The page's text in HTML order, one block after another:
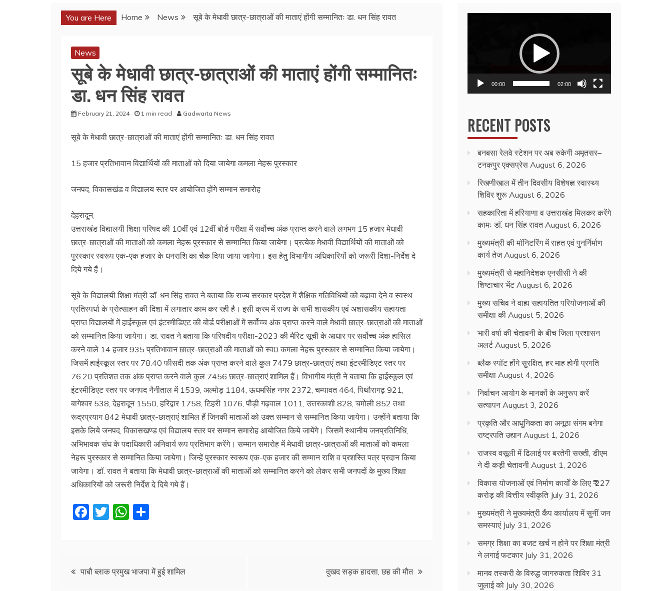
You are Here Home News सूबे के मेधावी छात्र-छात्राओं की माताएं होंगी सम्मानितः डा. धन सिंह रावत
News
सूबे के मेधावी छात्र-छात्राओं की माताएं होंगी सम्मानितः
डा. धन सिंह रावत
February 21, 2024 1 min read Gadwarta News
सूबे के मेधावी छात्र-छात्राओं की माताएं होंगी सम्मानितः डा. धन सिंह रावत
15 हजार प्रतिभावान विद्यार्थियों की माताओं को दिया जायेगा कमला नेहरू पुरस्कार
जनपद, विकासखंड व विद्यालय स्तर पर आयोजित होंगे सम्मान समारोह
देहरादून,
उत्तराखंड विद्यालयी शिक्षा परिषद की 10वीं एवं 12वीं बोर्ड परीक्षा में सर्वोच्च अंक प्राप्त करने वाले लगभग 15 हजार मेधावी
छात्र-छात्राओं की माताओं को कमला नेहरू पुरस्कार से सम्मानित किया जायेगा। प्रत्येक मेधावी विद्यार्थियों की माताओं को
पुरस्कार स्वरूप एक-एक हजार के धनराशि का चैक दिया जाया जायेगा। इस हेतु विभागीय अधिकारियों को जरूरी दिशा-निर्देश दे
दिये गये हैं।
सूबे के विद्यालयी शिक्षा मंत्री डॉ. धन सिंह रावत ने बताया कि राज्य सरकार प्रदेश में शैक्षिक गतिविधियों को बढ़ावा देने व स्वस्थ
प्रतिस्पर्धा के प्रोत्साहन की दिशा में लगातार काम कर रही है। इसी क्रम में राज्य के सभी शासकीय एवं अशासकीय सहायता
प्राप्त विद्यालयों में हाईस्कूल एवं इंटरमीडिएट की बोर्ड परीक्षाओं में सर्वोच्च अंक प्राप्त करने वाले मेधावी छात्र-छात्राओं की माताओं
को सम्मानित किया जायेगा। डा. रावत ने बताया कि परिषदीय परीक्षा-2023 की मैरिट सूची के आधार पर सर्वोच्च अंक हासिल
करने वाले 14 हजार 935 प्रतिभावान छात्र-छात्राओं की माताओं को स्व0 कमला नेहरू पुरस्कार से सम्मानित किया जायेगा।
जिसमें हाईस्कूल स्तर पर 78.40 फीसदी तक अंक प्राप्त करने वाले कुल 7479 छात्र-छात्राएं तथा इंटरमीडिएट स्तर पर
76.20 प्रतिशत तक अंक प्राप्त करने वाले कुल 7456 छात्र-छात्राएं शामिल हैं। विभागीय मंत्री ने बताया कि हाईस्कूल एवं
इंटरमीडिएट स्तर पर जनपद नैनीताल में 1539, अल्मोड़ 1184, ऊधमसिंह नगर 2372, चम्पावत 464, पिथौरागढ़ 921,
बागेश्वर 538, देहरादून 1550, हरिद्वार 1758, टिहरी 1076, पौड़ी गढ़वाल 1011, उत्तरकाशी 828, चमोली 852 तथा
रूद्रप्रयाग 842 मेधावी छात्र-छात्राएं शामिल हैं जिनकी माताओं को उक्त सम्मान से सम्मानित किया जायेगा। उन्होंने बताया कि
इसके लिये जनपद, विकासखण्ड एवं विद्यालय स्तर पर सम्मान समारोह आयोजित किये जायेंगे। जिसमें स्थानीय जनप्रतिनिधि,
अभिभावक संघ के पदाधिकारी अनिवार्य रूप प्रतिभाग करेंगे। सम्मान समारोह में मेधावी छात्र-छात्राओं की माताओं को कमला
नेहरू पुरस्कार से सम्मानित किया जायेगा। जिन्हें पुरस्कार स्वरूप एक-एक हजार की सम्मान राशि व प्रशस्ति पत्र प्रदान किया
जायेगा। डॉ. रावत ने बताया कि मेधावी छात्र-छात्राओं की माताओं को सम्मानित करने को लेकर सभी जनपदों के मुख्य शिक्षा
अधिकारियों को जरूरी निर्देश दे दिये गये हैं।
F
b
T
W
A
Postपाबौ ब्लाक प्रमुख भाजपा में हुई शामिल दुखद सड़क हादसा, छह की मौत
00:00 02:00
RECENT POSTS
बनबसा रेलवे स्टेशन पर अब रुकेगी अमृतसर–
टनकपुर एक्सप्रेस August 6, 2026
रिखणीखाल में तीन दिवसीय विशेषज्ञ स्वास्थ्य
शिविर शुरू August 6, 2026
सहकारिता में हरियाणा व उत्तराखंड मिलकर करेंगे
कामः डाॅ. धन सिंह रावत August 6, 2026
मुख्यमंत्री की मॉनिटरिंग में राहत एवं पुनर्निर्माण
कार्य तेज August 6, 2026
मुख्यमंत्री से महानिदेशक एनसीसी ने की
शिष्टाचार भेंट August 6, 2026
मुख्य सचिव ने वाह्य सहायतित परियोजनाओं की
समीक्षा की August 5, 2026
भारी वर्षा की चेतावनी के बीच जिला प्रशासन
अलर्ट August 5, 2026
ब्लैक स्पॉट होंगे सुरक्षित, हर माह होगी प्रगति
समीक्षा August 4, 2026
निर्वाचन आयोग के मानकों के अनुरूप करें
सत्यापन August 3, 2026
प्रकृति और आधुनिकता का अनूठा संगम बनेगा
राष्ट्रपति उद्यान August 1, 2026
राजस्व वसूली में ढिलाई पर बरतेगी सख्ती, डीएम
ने दी कड़ी चेतावनी August 1, 2026
विकास योजनाओं एवं निर्माण कार्यों के लिए ₹ 227
करोड़ की वित्तीय स्वीकृति July 31, 2026
मुख्यमंत्री ने मुख्यमंत्री कैंप कार्यालय में सुनीं जन
समस्याएं July 31, 2026
समग्र शिक्षा का बजट खर्च न होने पर शिक्षा मंत्री
ने लगाई फटकार July 31, 2026
मानव तस्करी के विरुद्ध जागरुकता शिविर 31
जुलाई को July 30, 2026